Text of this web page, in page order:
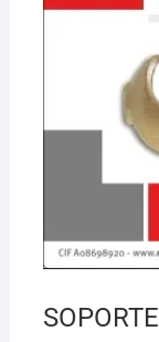
¡Hola! Soy el
Cuéntame qué
aunque no